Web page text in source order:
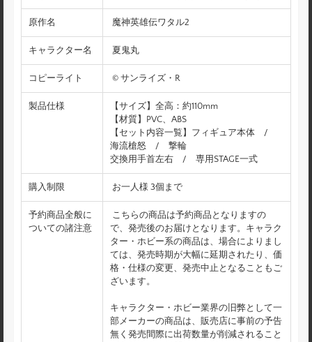
原作名 魔神英雄伝ワタル2
キャラクター名 夏鬼丸
コピーライト © サンライズ・R
製品仕様
【サイズ】全高：約110mm
【材質】PVC、ABS
【セット内容一覧】フィギュア本体 /
海流槍怒 / 撃輪
交換用手首左右 / 専用STAGE一式
購入制限 お一人様 3個まで
予約商品全般に
ついての諸注意
こちらの商品は予約商品となりますの
で、発売後のお届けとなります。キャラク
ター・ホビー系の商品は、場合によりまし
ては、発売時期が大幅に延期されたり、価
格・仕様の変更、発売中止となることもご
ざいます。
キャラクター・ホビー業界の旧弊として一
部メーカーの商品は、販売店に事前の予告
無く発売間際に出荷数量が削減されること